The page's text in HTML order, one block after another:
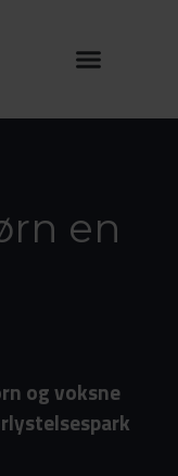
en
og voksne